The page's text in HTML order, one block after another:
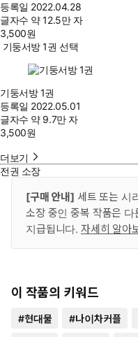
등록일 2022.04.28
글자수 약 12.5만 자
3,500원
기둥서방 1권 선택
기둥서방 1권
등록일 2022.05.01
글자수 약 9.7만 자
3,500원
더보기
전권 소장
[구매 안내] 세트 또는 시
소장 중인 중복 작품은
지급됩니다. 자세히 알아
이 작품의 키워드
#현대물 #나이차커플